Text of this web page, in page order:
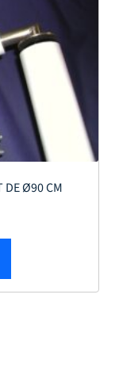
DE Ø90 CM